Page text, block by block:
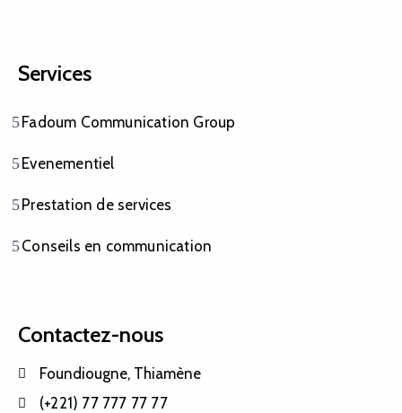
Services
Fadoum Communication Group
Evenementiel
Prestation de services
Conseils en communication
Contactez-nous
Foundiougne, Thiamène
(+221) 77 777 77 77